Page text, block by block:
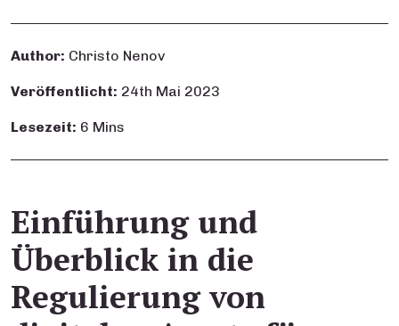
Author: Christo Nenov
Veröffentlicht: 24th Mai 2023
Lesezeit: 6 Mins
Einführung und
Überblick in die
Regulierung von